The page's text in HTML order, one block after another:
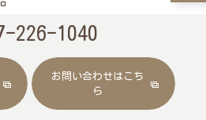
じて最適な方法を選択しましょ
の雑草対策実践例
226-1040
お問い合わせはこち
ら